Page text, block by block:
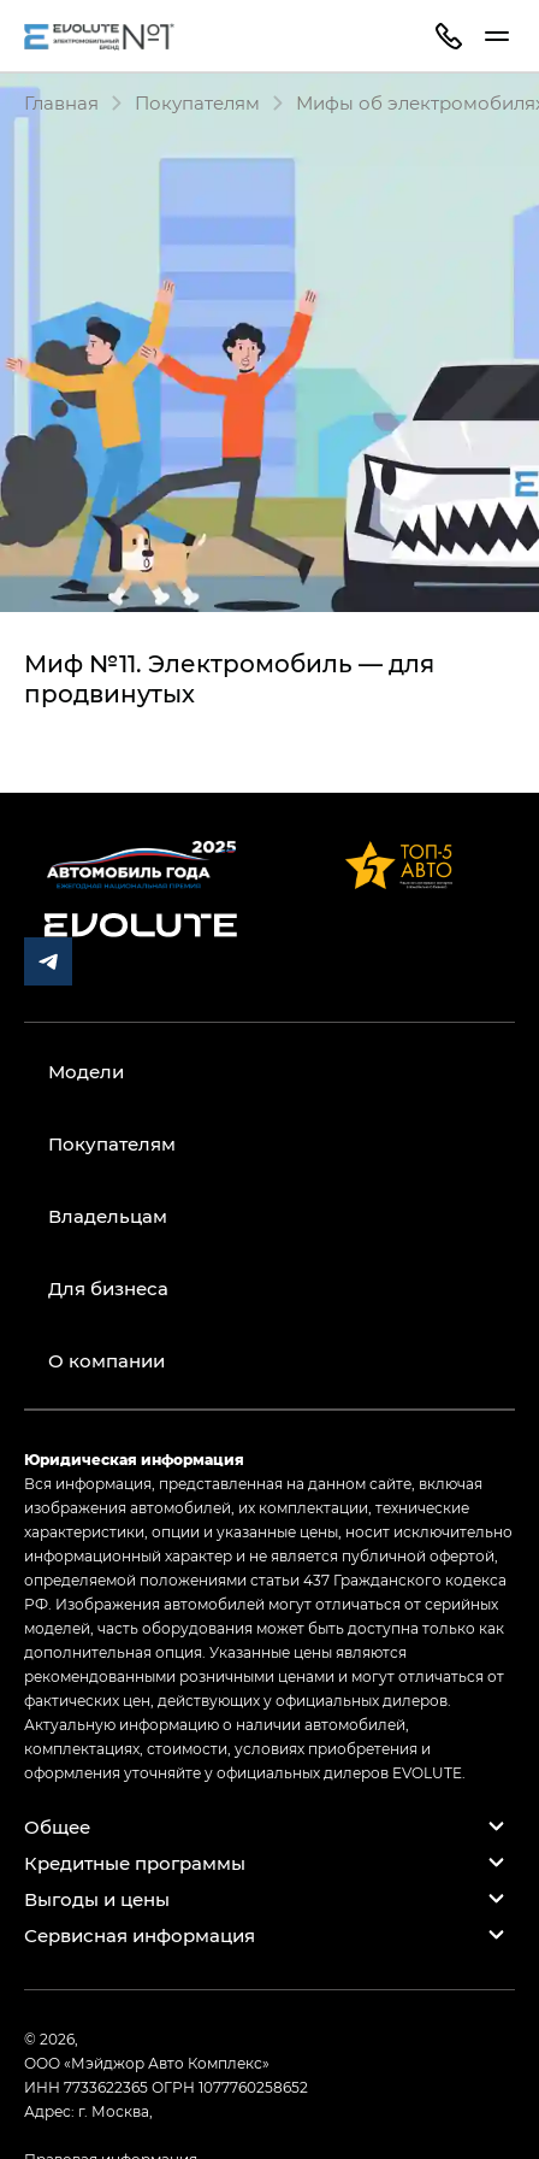
Главная Покупателям Мифы об
Миф №11. Электромобиль — для
продвинутых
Модели
Покупателям
Владельцам
Для бизнеса
О компании
Юридическая информация
Вся информация, представленная на данном сайте, включая
изображения автомобилей, их комплектации, технические
характеристики, опции и указанные цены, носит исключительно
информационный характер и не является публичной офертой,
определяемой положениями статьи 437 Гражданского кодекса
РФ. Изображения автомобилей могут отличаться от серийных
моделей, часть оборудования может быть доступна только как
дополнительная опция. Указанные цены являются
рекомендованными розничными ценами и могут отличаться от
фактических цен, действующих у официальных дилеров.
Актуальную информацию о наличии автомобилей,
комплектациях, стоимости, условиях приобретения и
оформления уточняйте у официальных дилеров EVOLUTE.
Общее
Кредитные программы
Выгоды и цены
Сервисная информация
© 2026,
ООО «Мэйджор Авто Комплекс»
ИНН 7733622365ОГРН 1077760258652
Адрес: г. Москва,